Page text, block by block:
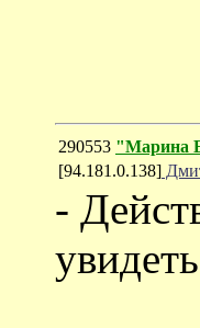
290553 "Марина
[94.181.0.138]
-